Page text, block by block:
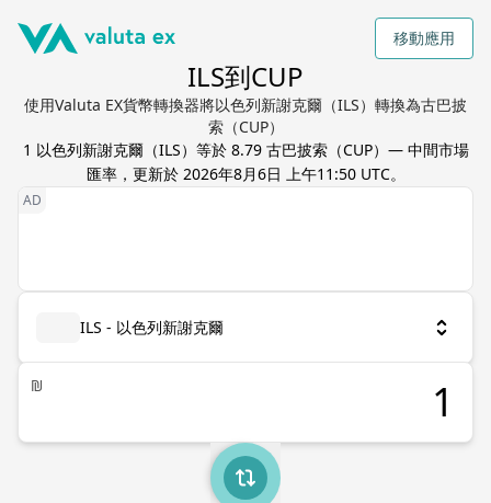
移動應用
ILS到CUP
使用Valuta EX貨幣轉換器將以色列新謝克爾（ILS）轉換為古巴披
索（CUP）
1 以色列新謝克爾（ILS）等於 8.79 古巴披索（CUP）— 中間市場
匯率，更新於 2026年8月6日 上午11:50 UTC。
ILS - 以色列新謝克爾
₪